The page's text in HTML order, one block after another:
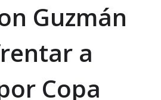
Guzmán
a
Copa